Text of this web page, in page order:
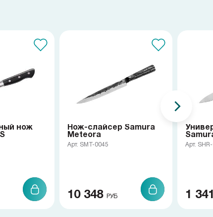
нож
Нож-слайсер Samura
Meteora
Арт. SMT-0045
10 348 РУБ
Арт.
1